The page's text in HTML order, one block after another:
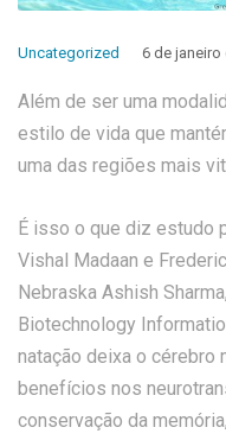
Uncategorized 6 de janeiro
Além de ser uma
estilo de vida que
uma das regiões mais
É isso o que diz estudo
Vishal Madaan e
Nebraska Ashish
Biotechnology
natação deixa o cérebro
benefícios nos
conservação da